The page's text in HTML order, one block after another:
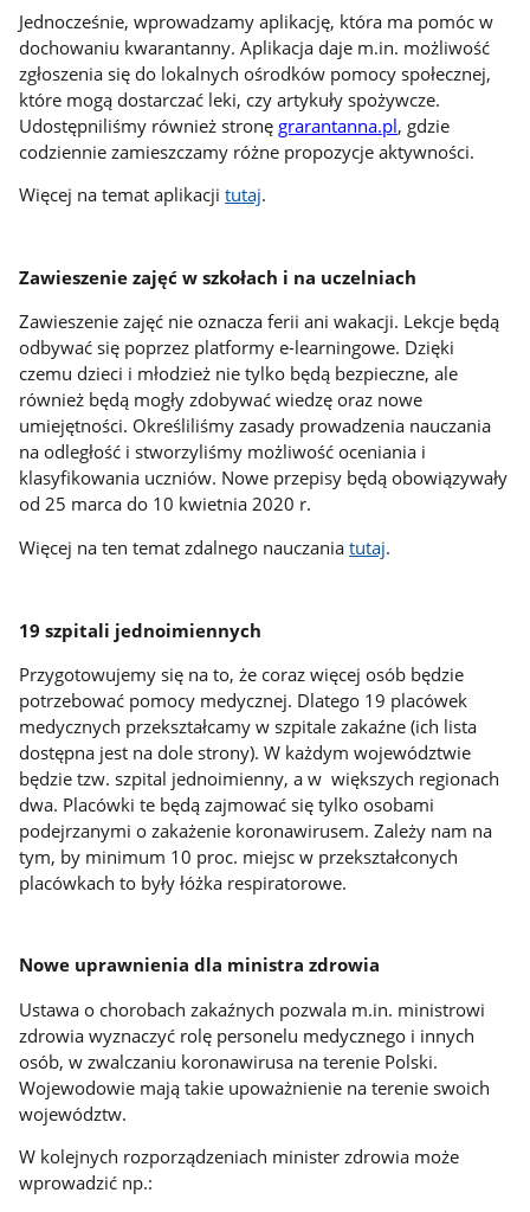
Jednocześnie, wprowadzamy aplikację, która ma pomóc w
dochowaniu kwarantanny. Aplikacja daje m.in. możliwość
zgłoszenia się do lokalnych ośrodków pomocy społecznej,
które mogą dostarczać leki, czy artykuły spożywcze.
Udostępniliśmy również stronę grarantanna.pl, gdzie
codziennie zamieszczamy różne propozycje aktywności.
Więcej na temat aplikacjitutaj.
Zawieszenie zajęć w szkołach i na uczelniach
Zawieszenie zajęć nie oznacza ferii ani wakacji. Lekcje będą
odbywać się poprzez platformy e-learningowe. Dzięki
czemu dzieci i młodzież nie tylko będą bezpieczne, ale
również będą mogły zdobywać wiedzę oraz nowe
umiejętności. Określiliśmy zasady prowadzenia nauczania
na odległość i stworzyliśmy możliwość oceniania i
klasyfikowania uczniów. Nowe przepisy będą obowiązywały
od 25 marca do 10 kwietnia 2020 r.
Więcej na ten temat zdalnego nauczaniatutaj.
19 szpitali jednoimiennych
Przygotowujemy się na to, że coraz więcej osób będzie
potrzebować pomocy medycznej. Dlatego 19 placówek
medycznych przekształcamy w szpitale zakaźne (ich lista
dostępna jest na dole strony). W każdym województwie
będzie tzw. szpital jednoimienny, a w większych regionach
dwa. Placówki te będą zajmować się tylko osobami
podejrzanymi o zakażenie koronawirusem. Zależy nam na
tym, by minimum 10 proc. miejsc w przekształconych
placówkach to były łóżka respiratorowe.
Nowe uprawnienia dla ministra zdrowia
Ustawa o chorobach zakaźnych pozwala m.in. ministrowi
zdrowia wyznaczyć rolę personelu medycznego i innych
osób, w zwalczaniu koronawirusa na terenie Polski.
Wojewodowie mają takie upoważnienie na terenie swoich
województw.
W kolejnych rozporządzeniach minister zdrowia może
wprowadzić np.: